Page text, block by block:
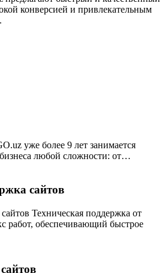
конверсией и привлекательным
уже более 9 лет занимается
бизнеса любой сложности: от…
сайтов
Техническая поддержка от
работ, обеспечивающий быстрое